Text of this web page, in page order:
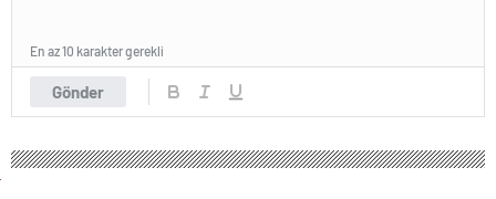
Gönder
En az 10 karakter gerekli